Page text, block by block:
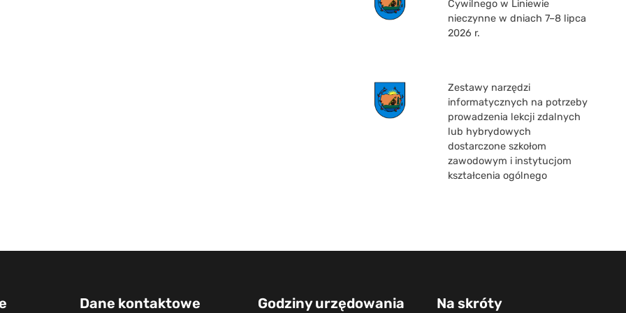
Cywilnego w Liniewie
nieczynne w dniach 7–8 lipca
2026 r.
Zestawy narzędzi
informatycznych na potrzeby
prowadzenia lekcji zdalnych
lub hybrydowych
dostarczone szkołom
zawodowym i instytucjom
kształcenia ogólnego
Dane kontaktowe Godziny urzędowania Na skróty